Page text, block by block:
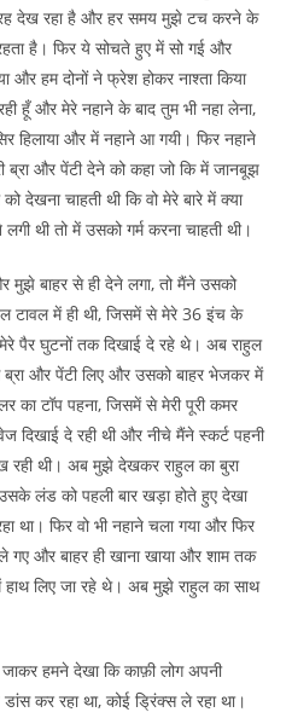
देख रहा है और हर समय मुझे टच करने के
है। फिर ये सोचते हुए में सो गई और
और हम दोनों ने फ्रेश होकर नाश्ता किया
हूँ और मेरे नहाने के बाद तुम भी नहा लेना,
हिलाया और में नहाने आ गयी। फिर नहाने
ब्रा और पेंटी देने को कहा जो कि में जानबूझ
देखना चाहती थी कि वो मेरे बारे में क्या
थी तो में उसको गर्म करना चाहती थी।
मुझे बाहर से ही देने लगा, तो मैंने उसको
टावल में ही थी, जिसमें से मेरे 36 इंच के
पैर घुटनों तक दिखाई दे रहे थे। अब राहुल
और पेंटी लिए और उसको बाहर भेजकर में
टॉप पहना, जिसमें से मेरी पूरी कमर
दिखाई दे रही थी और नीचे मैंने स्कर्ट पहनी
रही थी। अब मुझे देखकर राहुल का बुरा
लंड को पहली बार खड़ा होते हुए देखा
था। फिर वो भी नहाने चला गया और फिर
और बाहर ही खाना खाया और शाम तक
लिए जा रहे थे। अब मुझे राहुल का साथ
हमने देखा कि काफ़ी लोग अपनी
कर रहा था, कोई ड्रिंक्स ले रहा था।